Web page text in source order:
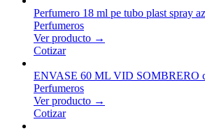
Perfumero 18 ml pe tubo plast spray
Perfumeros
Ver producto →
Cotizar
ENVASE 60 ML VID SOMBRERO
Perfumeros
Ver producto →
Cotizar